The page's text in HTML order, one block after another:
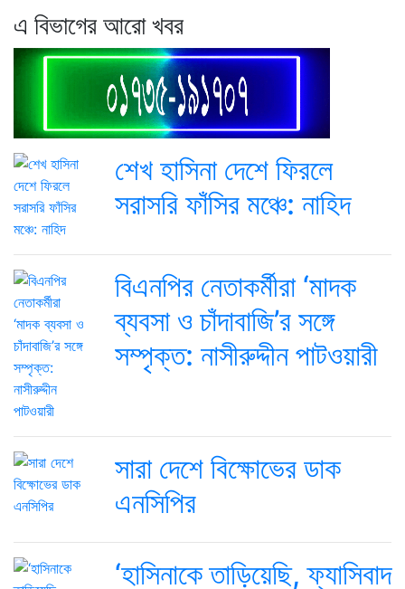
এ বিভাগের আরো খবর
শেখ হাসিনা দেশে ফিরলে
সরাসরি ফাঁসির মঞ্চে: নাহিদ
বিএনপির নেতাকর্মীরা ‘মাদক
ব্যবসা ও চাঁদাবাজি’র সঙ্গে
সম্পৃক্ত: নাসীরুদ্দীন পাটওয়ারী
সারা দেশে বিক্ষোভের ডাক
এনসিপির
‘হাসিনাকে তাড়িয়েছি, ফ্যাসিবাদ